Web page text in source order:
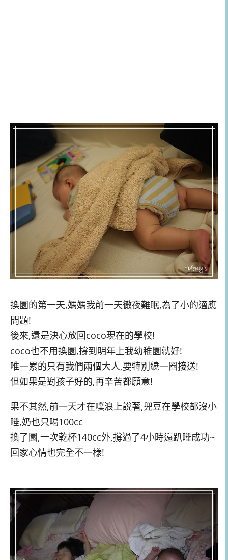
換園的第一天,媽媽我前一天徹夜難眠,為了小的適應
問題!
後來,還是決心放回coco現在的學校!
coco也不用換園,撐到明年上我幼稚園就好!
唯一累的只有我們兩個大人,要特別繞一圈接送!
但如果是對孩子好的,再辛苦都願意!
果不其然,前一天才在噗浪上說著,兜豆在學校都沒小
睡,奶也只喝100cc
換了園,一次乾杯140cc外,撐過了4小時還趴睡成功~
回家心情也完全不一樣!